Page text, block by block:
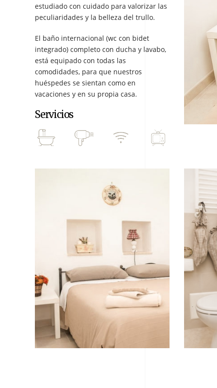
estudiado con cuidado para valorizar las
peculiaridades y la belleza del trullo.
El baño internacional (wc con bidet
integrado) completo con ducha y lavabo,
está equipado con todas las
comodidades, para que nuestros
huéspedes se sientan como en
vacaciones y en su propia casa.
Servicios